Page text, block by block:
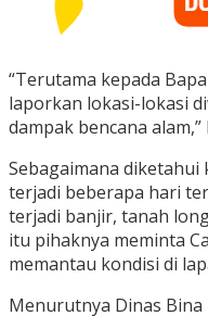
“Terutama kepada
laporkan lokasi-lokasi
dampak bencana
Sebagaimana
terjadi beberapa hari
terjadi banjir, tanah
itu pihaknya meminta
memantau kondisi di
Menurutnya Dinas